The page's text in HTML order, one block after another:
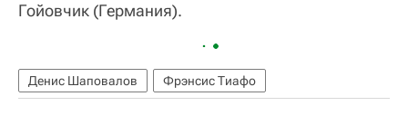
Гойовчик (Германия).
Денис Шаповалов Фрэнсис Тиафо